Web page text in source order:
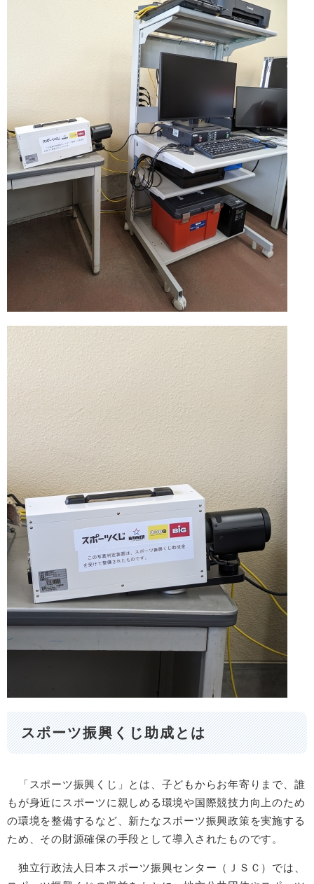
スポーツ振興くじ助成とは
「スポーツ振興くじ」とは、子どもからお年寄りまで、誰
もが身近にスポーツに親しめる環境や国際競技力向上のため
の環境を整備するなど、新たなスポーツ振興政策を実施する
ため、その財源確保の手段として導入されたものです。
独立行政法人日本スポーツ振興センター（ＪＳＣ）では、